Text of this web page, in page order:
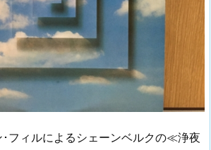
･フィルによるシェーンベルクの≪浄夜